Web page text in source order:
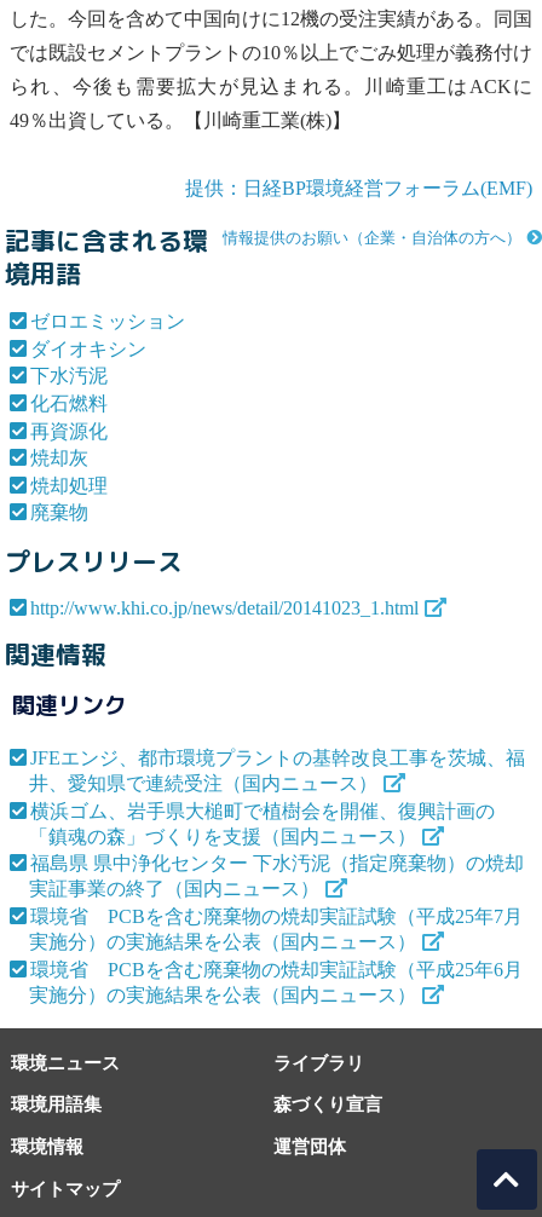
した。今回を含めて中国向けに12機の受注実績がある。同国
では既設セメントプラントの10％以上でごみ処理が義務付け
られ、今後も需要拡大が見込まれる。川崎重工はACKに
49％出資している。【川崎重工業(株)】
提供：日経BP環境経営フォーラム(EMF)
情報提供のお願い（企業・自治体の方へ）
記事に含まれる環
境用語
ゼロエミッション
ダイオキシン
下水汚泥
化石燃料
再資源化
焼却灰
焼却処理
廃棄物
プレスリリース
http://www.khi.co.jp/news/detail/20141023_1.html
関連情報
関連リンク
JFEエンジ、都市環境プラントの基幹改良工事を茨城、福
井、愛知県で連続受注（国内ニュース）
横浜ゴム、岩手県大槌町で植樹会を開催、復興計画の
「鎮魂の森」づくりを支援（国内ニュース）
福島県 県中浄化センター 下水汚泥（指定廃棄物）の焼却
実証事業の終了（国内ニュース）
環境省 PCBを含む廃棄物の焼却実証試験（平成25年7月
実施分）の実施結果を公表（国内ニュース）
環境省 PCBを含む廃棄物の焼却実証試験（平成25年6月
実施分）の実施結果を公表（国内ニュース）
環境ニュース ライブラリ
環境用語集 森づくり宣言
環境情報
サイトマップ
運営団体